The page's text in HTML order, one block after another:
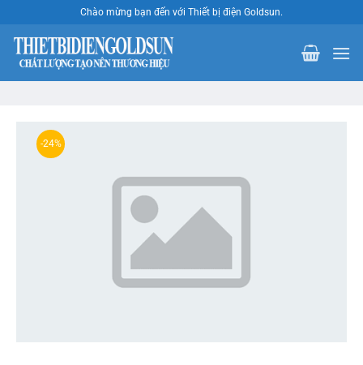
nội
dung
Chào mừng bạn đến với Thiết bị điện Goldsun.
-24%